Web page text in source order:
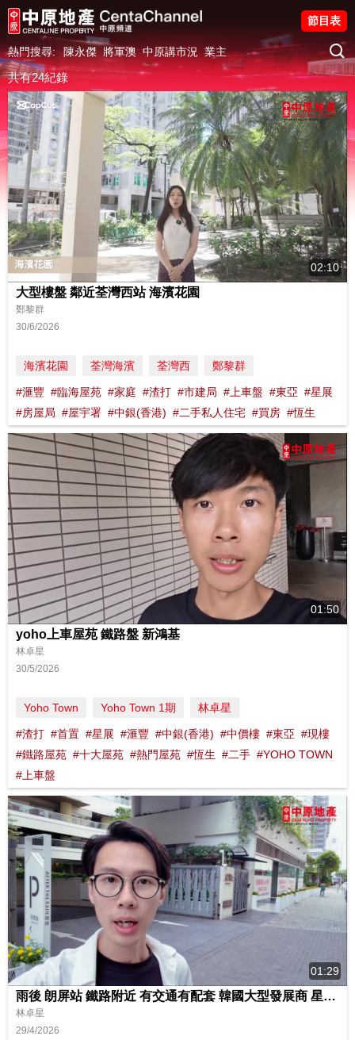
熱門搜尋: 陳永傑 將軍澳 中原講市況 業主
節目表
共有24紀錄
02:10
大型樓盤 鄰近荃灣西站 海濱花園
鄭黎群
30/6/2026
海濱花園 荃灣海濱 荃灣西 鄭黎群
#滙豐 #臨海屋苑 #家庭 #渣打 #市建局 #上車盤 #東亞 #星展
#房屋局 #屋宇署 #中銀(香港) #二手私人住宅 #買房 #恆生
01:50
yoho上車屋苑 鐵路盤 新鴻基
林卓星
30/5/2026
Yoho Town Yoho Town 1期 林卓星
#渣打 #首置 #星展 #滙豐 #中銀(香港) #中價樓 #東亞 #現樓
#鐵路屋苑 #十大屋苑 #熱門屋苑 #恆生 #二手 #YOHO TOWN
#上車盤
01:29
雨後 朗屏站 鐵路附近 有交通有配套 韓國大型發展商 星星地產
林卓星
29/4/2026